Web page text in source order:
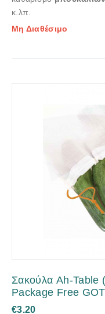
κ.λπ.
Μη Διαθέσιμο
Σακούλα Ah-Table
Package Free
€3.20